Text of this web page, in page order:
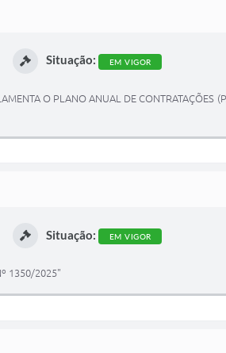
Situação: EM VIGOR
O PLANO ANUAL DE CONTRATAÇÕES
Situação: EM VIGOR
1350/2025"